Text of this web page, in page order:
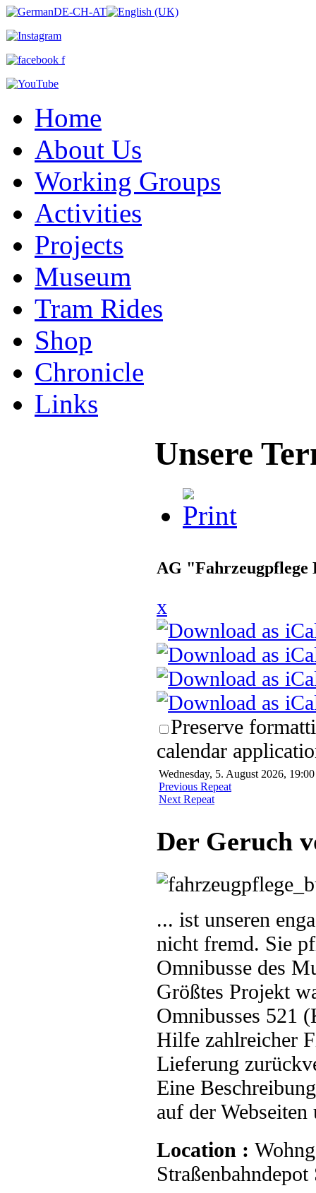
Home
About Us
Working Groups
Activities
Projects
Museum
Tram Rides
Shop
Chronicle
Links
Unsere
AG "Fahrzeugpflege
x
Preserve
calendar
Wednesday, 5. August 2026,
Previous Repeat
Next Repeat
Der Geruch
... ist unseren
nicht fremd. Sie
Omnibusse des
Größtes Projekt
Omnibusses 521
Hilfe zahlreicher
Lieferung
Eine
auf der
Location :
Straßenbahndepot